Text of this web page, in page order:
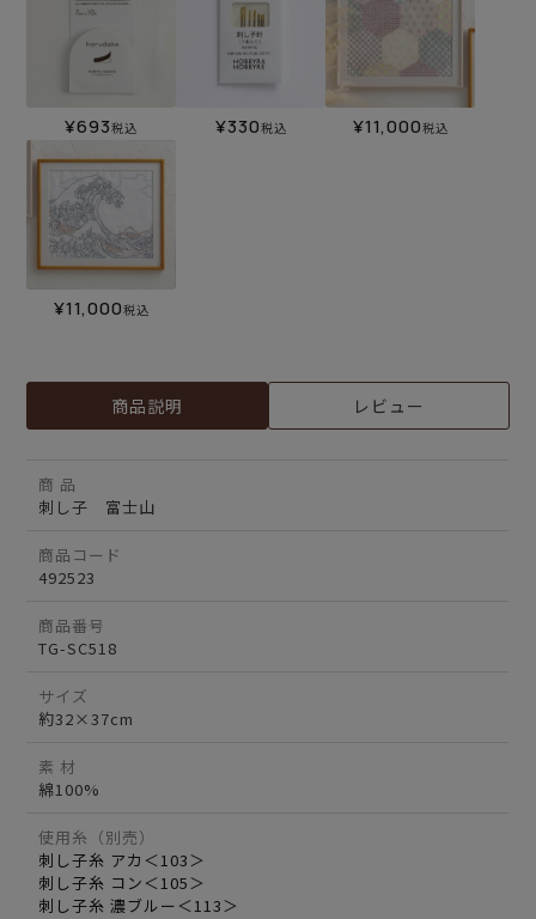
¥693税込 ¥330税込 ¥11,000税込
¥11,000税込
商品説明 レビュー
商 品
刺し子 富士山
商品コード
492523
商品番号
TG-SC518
サイズ
約32×37cm
素 材
綿100%
使用糸（別売）
刺し子糸 アカ＜103＞
刺し子糸 コン＜105＞
刺し子糸 濃ブルー＜113＞